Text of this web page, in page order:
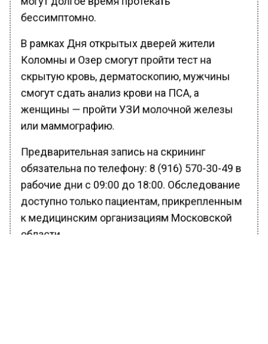
бессимптомно.
В рамках Дня открытых дверей жители
Коломны и Озер смогут пройти тест на
скрытую кровь, дерматоскопию, мужчины
смогут сдать анализ крови на ПСА, а
женщины — пройти УЗИ молочной железы
или маммографию.
Предварительная запись на скрининг
обязательна по телефону: 8 (916) 570-30-49 в
рабочие дни с 09:00 до 18:00. Обследование
доступно только пациентам, прикрепленным
к медицинским организациям Московской
области.